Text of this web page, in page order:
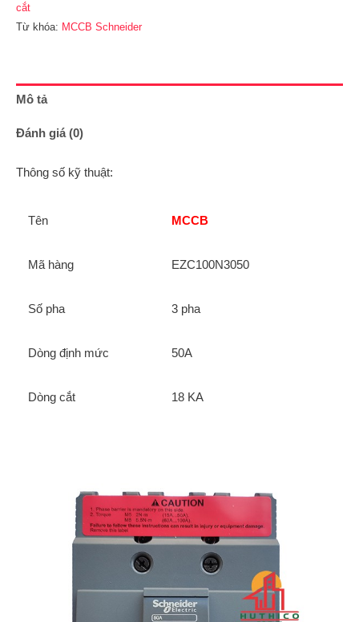
cắt
Từ khóa: MCCB Schneider
Mô tả
Đánh giá (0)
Thông số kỹ thuật:
Tên MCCB
Mã hàng EZC100N3050
Số pha 3 pha
Dòng định mức 50A
Dòng cắt 18 KA